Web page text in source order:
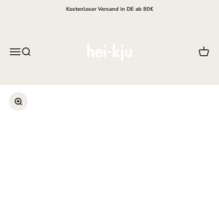
Kostenloser Versand in DE ab 80€
MenüSuche
Bild vergrößern